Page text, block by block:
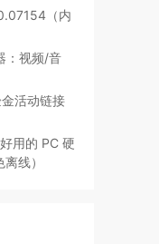
（内
：视频/音
活动链接
用的 PC 硬
线）